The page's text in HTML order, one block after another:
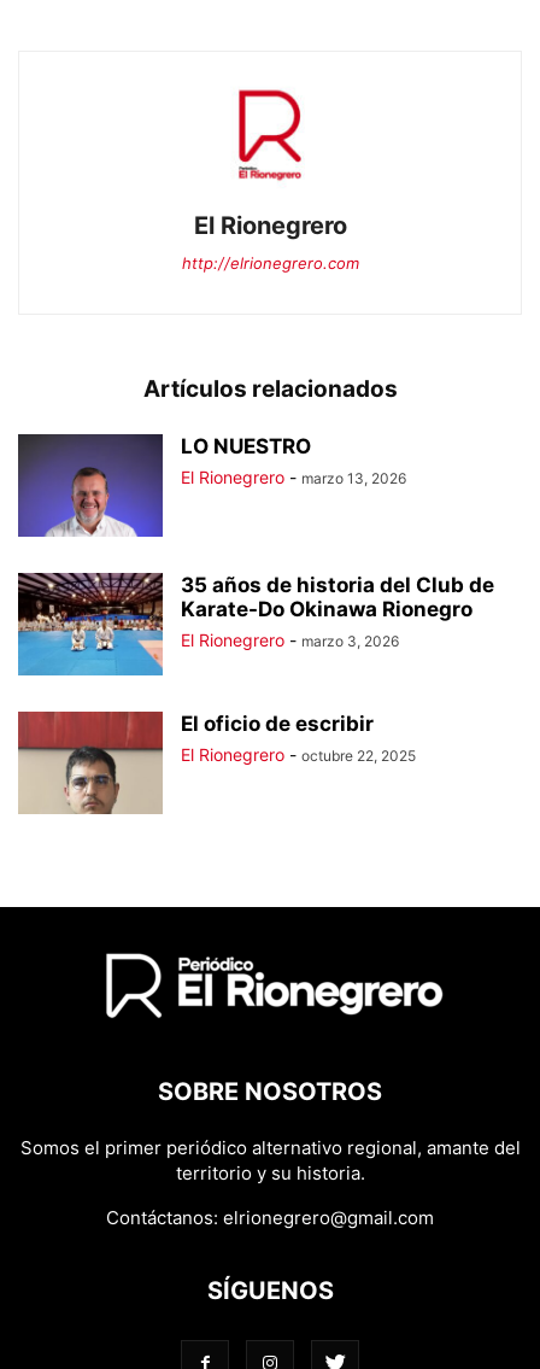
El Rionegrero
http://elrionegrero.com
Artículos relacionados
LO NUESTRO
El Rionegrero - marzo 13, 2026
35 años de historia del Club de
Karate-Do Okinawa Rionegro
El Rionegrero - marzo 3, 2026
El oficio de escribir
El Rionegrero - octubre 22, 2025
SOBRE NOSOTROS
Somos el primer periódico alternativo regional, amante del
territorio y su historia.
Contáctanos: elrionegrero@gmail.com
SÍGUENOS